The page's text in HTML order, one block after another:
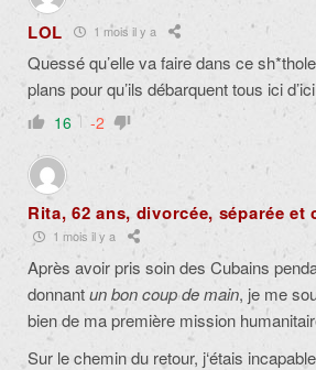
LOL 1 mois il y a
Quessé qu’elle va faire dans ce
plans pour qu’ils débarquent tous ici
16 -2
Rita, 62 ans, divorcée, séparée et
1 mois il y a
Après avoir pris soin des Cubains
donnantun bon coup de main, je me
bien de ma première mission
Sur le chemin du retour, j‘étais